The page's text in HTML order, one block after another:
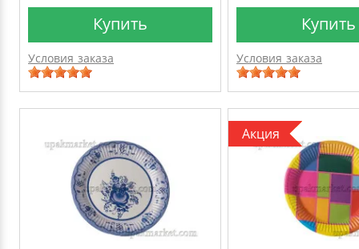
Купить
Условия заказа
Купить
Условия заказа
Акция